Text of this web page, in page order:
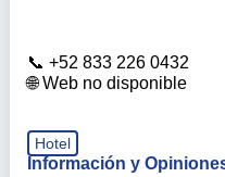
+52 833 226 0432
Web no disponible
Hotel
Información y